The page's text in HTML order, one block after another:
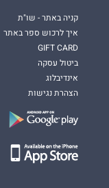
קניה באתר - שו"ת
איך לרכוש ספר באתר
GIFT CARD
ביטול עסקה
אינדיבלוג
הצהרת נגישות